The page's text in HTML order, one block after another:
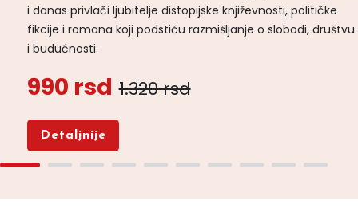
i danas privlači ljubitelje distopijske književnosti, političke
fikcije i romana koji podstiču razmišljanje o slobodi, društvu
i budućnosti.
990 rsd 1.320 rsd
Detaljnije